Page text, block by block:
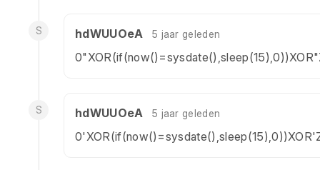
S hdWUUOeA 5 jaar geleden
S hdWUUOeA 5 jaar geleden